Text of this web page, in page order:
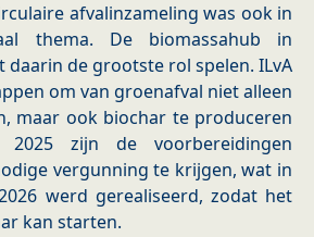
afvalinzameling was ook in
thema. De biomassahub in
daarin de grootste rol spelen. ILvA
om van groenafval niet alleen
maar ook biochar te produceren
zijn de voorbereidingen
vergunning te krijgen, wat in
werd gerealiseerd, zodat het
kan starten.